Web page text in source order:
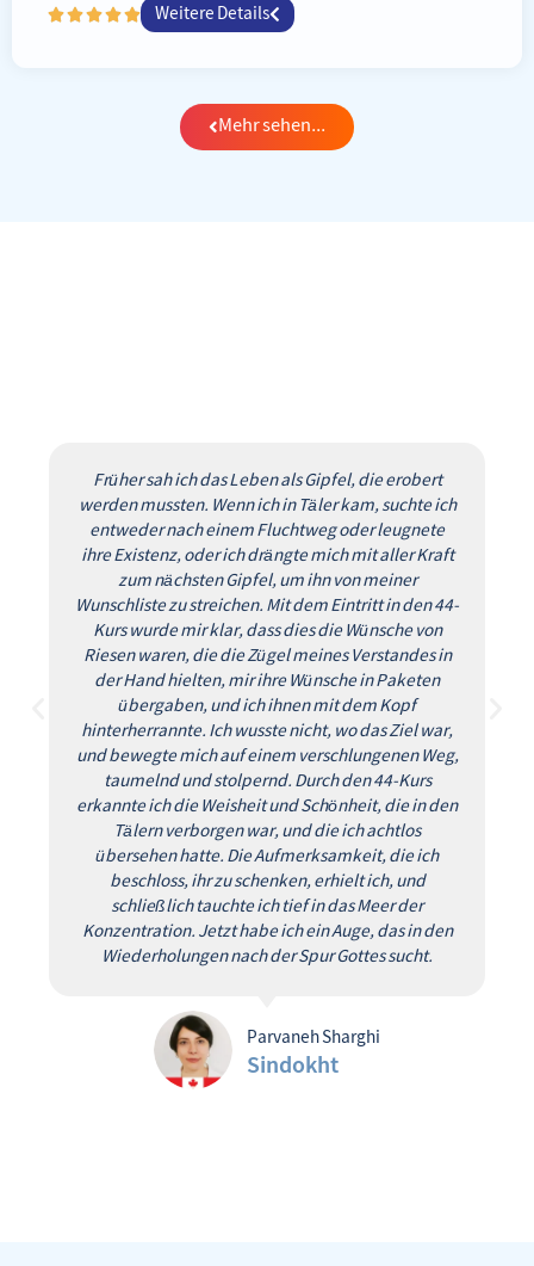
 Weitere Details
Mehr sehen...
Früher sah ich das Leben als Gipfel, die erobert
werden mussten. Wenn ich in Täler kam, suchte ich
entweder nach einem Fluchtweg oder leugnete
ihre Existenz, oder ich drängte mich mit aller Kraft
zum nächsten Gipfel, um ihn von meiner
Wunschliste zu streichen. Mit dem Eintritt in den 44-
Kurs wurde mir klar, dass dies die Wünsche von
Riesen waren, die die Zügel meines Verstandes in
der Hand hielten, mir ihre Wünsche in Paketen
übergaben, und ich ihnen mit dem Kopf
hinterherrannte. Ich wusste nicht, wo das Ziel war,
und bewegte mich auf einem verschlungenen Weg,
taumelnd und stolpernd. Durch den 44-Kurs
erkannte ich die Weisheit und Schönheit, die in den
Tälern verborgen war, und die ich achtlos
übersehen hatte. Die Aufmerksamkeit, die ich
beschloss, ihr zu schenken, erhielt ich, und
schließlich tauchte ich tief in das Meer der
Konzentration. Jetzt habe ich ein Auge, das in den
Wiederholungen nach der Spur Gottes sucht.
Parvaneh Sharghi
Sindokht